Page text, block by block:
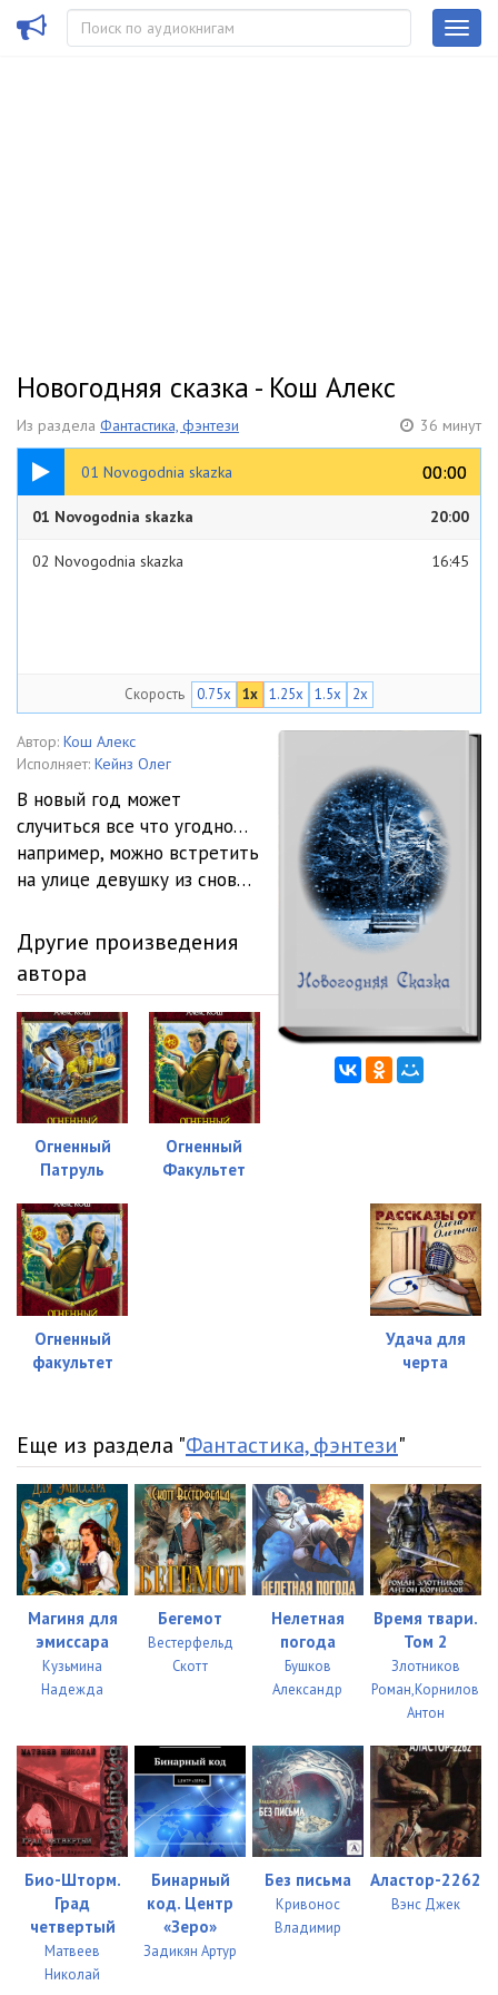
Новогодняя сказка - Кош Алекс
Из раздела Фантастика, фэнтези 36 минут
01 Novogodnia skazka 00:00
00:00
20:00
01 Novogodnia skazka 20:00
02 Novogodnia skazka 16:45
Скорость 0.75x 1x 1.25x 1.5x 2x
Автор: Кош Алекс
Исполняет: Кейнз Олег
В новый год может
случиться все что угодно…
например, можно встретить
на улице девушку из снов…
Другие произведения
автора
Огненный
Патруль
Огненный
Факультет
Огненный
факультет
Удача для
черта
Еще из раздела "Фантастика, фэнтези"
Магиня для
эмиссара
Кузьмина
Надежда
Бегемот
Вестерфельд
Скотт
Нелетная
погода
Бушков
Александр
Время твари.
Том 2
Злотников
Роман,Корнилов
Антон
Био-Шторм.
Град
четвертый
Матвеев
Николай
Бинарный
код. Центр
«Зеро»
Задикян Артур
Без письма
Кривонос
Владимир
Аластор-2262
Вэнс Джек